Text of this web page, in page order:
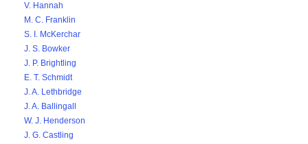
V. Hannah
M. C. Franklin
S. I. McKerchar
J. S. Bowker
J. P. Brightling
E. T. Schmidt
J. A. Lethbridge
J. A. Ballingall
W. J. Henderson
J. G. Castling